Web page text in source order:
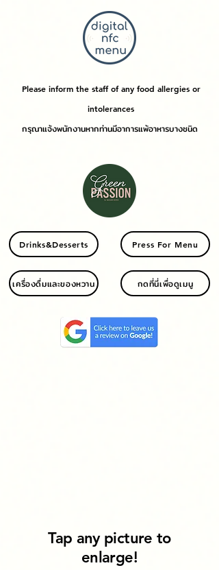
Please inform the staff of any food allergies or
intolerances
กรุณาแจ้งพนักงานหากท่านมีอาการแพ้อาหารบางชนิด
Drinks&Desserts
เครื่องดื่มและของหวาน
Press For Menu
กดที่นี่เพื่อดูเมนู
Tap any picture to
enlarge!